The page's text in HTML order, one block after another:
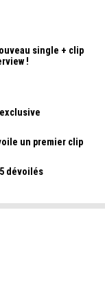
single + clip
!
un premier clip
dévoilés